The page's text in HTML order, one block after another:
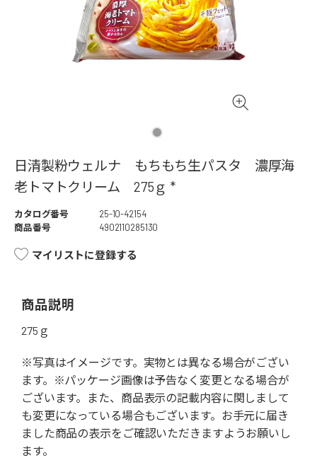
日清製粉ウェルナ もちもち生パスタ 濃厚海
老トマトクリーム 275ｇ *
カタログ番号
25-10-42154
商品番号
4902110285130
マイリストに登録する
商品説明
275ｇ
※写真はイメージです。実物とは異なる場合がござい
ます。※パッケージ画像は予告なく変更となる場合が
ございます。また、商品表示の記載内容に関しまして
も変更になっている場合もございます。お手元に届き
ました商品の表示をご確認いただきますようお願いし
ます。